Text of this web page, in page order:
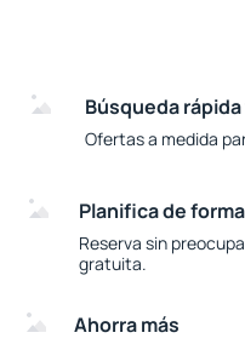
Búsqueda
Ofertas a medida
Planifica de
Reserva sin
gratuita.
Ahorra más